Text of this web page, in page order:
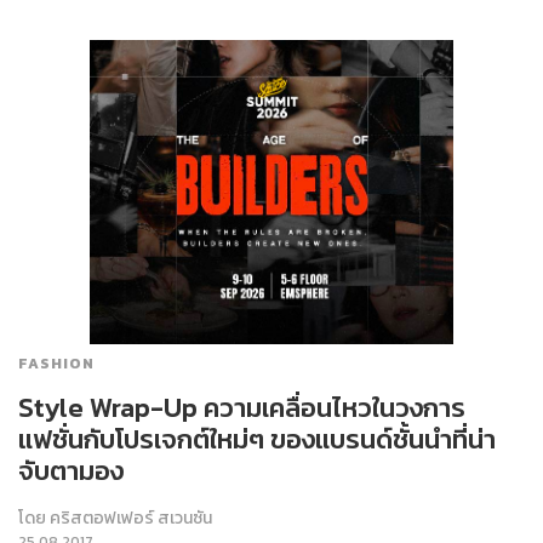
FASHION
Style Wrap-Up ความเคลื่อนไหวในวงการ
แฟชั่นกับโปรเจกต์ใหม่ๆ ของแบรนด์ชั้นนำที่น่า
จับตามอง
โดย คริสตอฟเฟอร์ สเวนซัน